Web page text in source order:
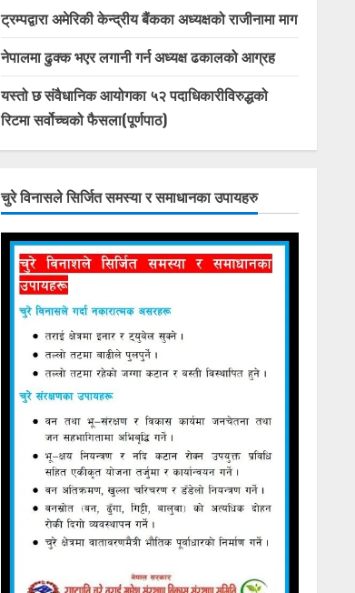
ट्रम्पद्वारा अमेरिकी केन्द्रीय बैंकका अध्यक्षको राजीनामा माग
नेपालमा ढुक्क भएर लगानी गर्न अध्यक्ष ढकालको आग्रह
यस्तो छ संवैधानिक आयोगका ५२ पदाधिकारीविरुद्धको
रिटमा सर्वोच्चको फैसला(पूर्णपाठ)
चुरे विनासले सिर्जित समस्या र समाधानका उपायहरु